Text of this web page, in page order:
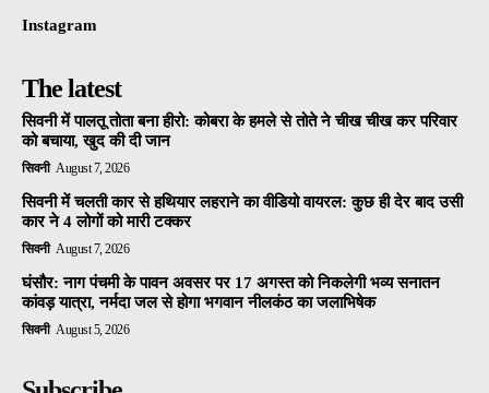
Instagram
The latest
सिवनी में पालतू तोता बना हीरो: कोबरा के हमले से तोते ने चीख चीख कर परिवार
को बचाया, खुद की दी जान
सिवनी August 7, 2026
सिवनी में चलती कार से हथियार लहराने का वीडियो वायरल: कुछ ही देर बाद उसी
कार ने 4 लोगों को मारी टक्कर
सिवनी August 7, 2026
घंसौर: नाग पंचमी के पावन अवसर पर 17 अगस्त को निकलेगी भव्य सनातन
कांवड़ यात्रा, नर्मदा जल से होगा भगवान नीलकंठ का जलाभिषेक
सिवनी August 5, 2026